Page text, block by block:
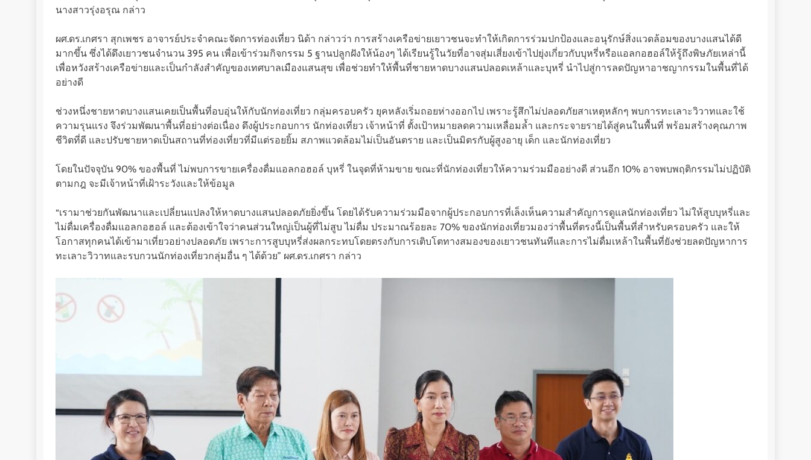
นางสาวรุ่งอรุณ กล่าว
ผศ.ดร.เกศรา สุกเพชร อาจารย์ประจำคณะจัดการท่องเที่ยว นิด้า กล่าวว่า การสร้างเครือข่ายเยาวชนจะทำให้เกิดการร่วมปกป้องและอนุรักษ์สิ่งแวดล้อมของบางแสนได้ดี
มากขึ้น ซึ่งได้ดึงเยาวชนจำนวน 395 คน เพื่อเข้าร่วมกิจกรรม 5 ฐานปลูกฝังให้น้องๆ ได้เรียนรู้ในวัยที่อาจสุ่มเสี่ยงเข้าไปยุ่งเกี่ยวกับบุหรี่หรือแอลกอฮอล์ให้รู้ถึงพิษภัยเหล่านี้
เพื่อหวังสร้างเครือข่ายและเป็นกำลังสำคัญของเทศบาลเมืองแสนสุข เพื่อช่วยทำให้พื้นที่ชายหาดบางแสนปลอดเหล้าและบุหรี่ นำไปสู่การลดปัญหาอาชญากรรมในพื้นที่ได้
อย่างดี
ช่วงหนึ่งชายหาดบางแสนเคยเป็นพื้นที่อบอุ่นให้กับนักท่องเที่ยว กลุ่มครอบครัว ยุคหลังเริ่มถอยห่างออกไป เพราะรู้สึกไม่ปลอดภัยสาเหตุหลักๆ พบการทะเลาะวิวาทและใช้
ความรุนแรง จึงร่วมพัฒนาพื้นที่อย่างต่อเนื่อง ดึงผู้ประกอบการ นักท่องเที่ยว เจ้าหน้าที่ ตั้งเป้าหมายลดความเหลื่อมล้ำ และกระจายรายได้สู่คนในพื้นที่ พร้อมสร้างคุณภาพ
ชีวิตที่ดี และปรับชายหาดเป็นสถานที่ท่องเที่ยวที่มีแต่รอยยิ้ม สภาพแวดล้อมไม่เป็นอันตราย และเป็นมิตรกับผู้สูงอายุ เด็ก และนักท่องเที่ยว
โดยในปัจจุบัน 90% ของพื้นที่ ไม่พบการขายเครื่องดื่มแอลกอฮอล์ บุหรี่ ในจุดที่ห้ามขาย ขณะที่นักท่องเที่ยวให้ความร่วมมืออย่างดี ส่วนอีก 10% อาจพบพฤติกรรมไม่ปฏิบัติ
ตามกฎ จะมีเจ้าหน้าที่เฝ้าระวังและให้ข้อมูล
“เรามาช่วยกันพัฒนาและเปลี่ยนแปลงให้หาดบางแสนปลอดภัยยิ่งขึ้น โดยได้รับความร่วมมือจากผู้ประกอบการที่เล็งเห็นความสำคัญการดูแลนักท่องเที่ยว ไม่ให้สูบบุหรี่และ
ไม่ดื่มเครื่องดื่มแอลกอฮอล์ และต้องเข้าใจว่าคนส่วนใหญ่เป็นผู้ที่ไม่สูบ ไม่ดื่ม ประมาณร้อยละ 70% ของนักท่องเที่ยวมองว่าพื้นที่ตรงนี้เป็นพื้นที่สำหรับครอบครัว และให้
โอกาสทุกคนได้เข้ามาเที่ยวอย่างปลอดภัย เพราะการสูบบุหรี่ส่งผลกระทบโดยตรงกับการเติบโตทางสมองของเยาวชนทันทีและการไม่ดื่มเหล้าในพื้นที่ยังช่วยลดปัญหาการ
ทะเลาะวิวาทและรบกวนนักท่องเที่ยวกลุ่มอื่น ๆ ได้ด้วย” ผศ.ดร.เกศรา กล่าว